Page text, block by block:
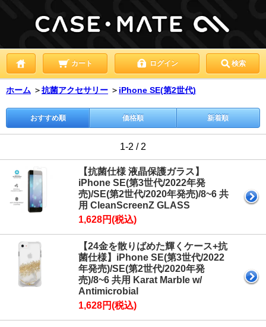
カート ログイン 検索
ホーム ＞抗菌アクセサリー ＞ iPhone SE(第2世代)
おすすめ順 価格順 新着順
1-2 / 2
【抗菌仕様 液晶保護ガラス】
iPhone SE(第3世代/2022年発
売)/SE(第2世代/2020年発売)/8~6 共
用 CleanScreenZ GLASS
1,628円(税込)
【24金を散りばめた輝くケース+抗
菌仕様】iPhone SE(第3世代/2022
年発売)/SE(第2世代/2020年発
売)/8~6 共用 Karat Marble w/
Antimicrobial
1,628円(税込)